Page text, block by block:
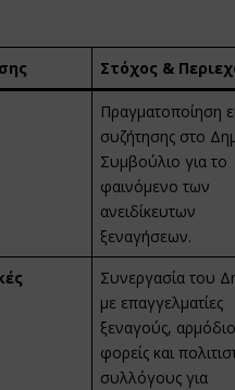
Στόχος &
Πραγματοποίηση
συζήτησης στο
Συμβούλιο για το
φαινόμενο των
ανειδίκευτων
ξεναγήσεων.
Συνεργασία του
με επαγγελματίες
ξεναγούς,
φορείς και
συλλόγους για